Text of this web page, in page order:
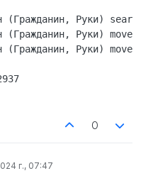
(Гражданин, Руки)
Руки)
Руки)
0
г., 07:47